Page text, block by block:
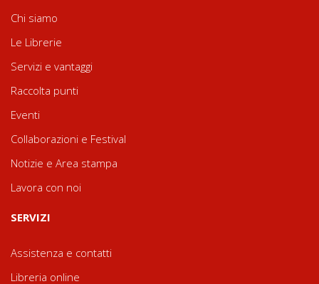
Chi siamo
Le Librerie
Servizi e vantaggi
Raccolta punti
Eventi
Collaborazioni e Festival
Notizie e Area stampa
Lavora con noi
SERVIZI
Assistenza e contatti
Libreria online